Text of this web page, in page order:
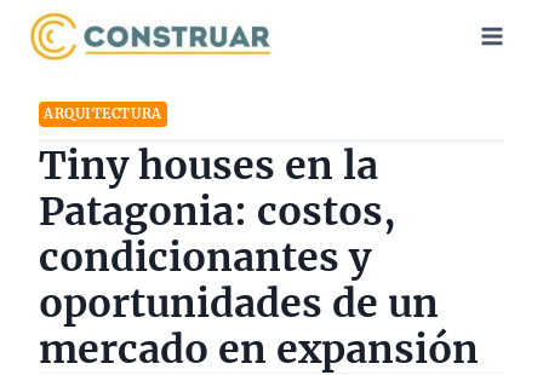
Saltar
ARQUITECTURA
Tiny houses en la
Patagonia: costos,
condicionantes y
oportunidades de un
mercado en expansión